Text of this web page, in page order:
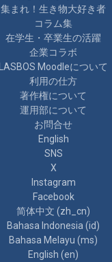
集まれ！生き物大好き者
コラム集
在学生・卒業生の活躍
企業コラボ
LASBOS Moodleについて
利用の仕方
著作権について
運用部について
お問合せ
English
SNS
X
Instagram
Facebook
简体中文 ‎(zh_cn)‎
Bahasa Indonesia ‎(id)‎
Bahasa Melayu ‎(ms)‎
English ‎(en)‎